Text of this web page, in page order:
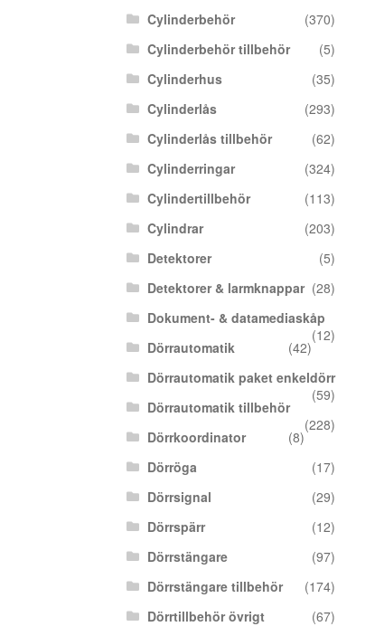
Cylinderbehör
(370)
Cylinderbehör tillbehör
(5)
Cylinderhus
(35)
Cylinderlås
(293)
Cylinderlås tillbehör
(62)
Cylinderringar
(324)
Cylindertillbehör
(113)
Cylindrar
(203)
Detektorer
(5)
Detektorer & larmknappar (28)
Dokument- & datamediaskåp
(12)
Dörrautomatik
(42)
Dörrautomatik paket enkeldörr
(59)
Dörrautomatik tillbehör
(228)
Dörrkoordinator
(8)
Dörröga
(17)
Dörrsignal
(29)
Dörrspärr
(12)
Dörrstängare
(97)
Dörrstängare tillbehör
(174)
Dörrtillbehör övrigt
(67)